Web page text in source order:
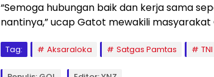
“Semoga hubungan baik dan kerja sama
nantinya,” ucap Gatot mewakili
Tag: Aksaraloka Satgas Pamtas